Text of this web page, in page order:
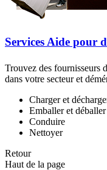
Services Aide pour
Trouvez des fournisseurs
dans votre secteur et
Charger et
Emballer et déballer
Conduire
Nettoyer
Retour
Haut de la page